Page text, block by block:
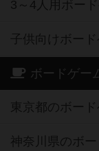
3～4人用ボー
子供向けボー
ボードゲー
東京都のボー
神奈川県のボ